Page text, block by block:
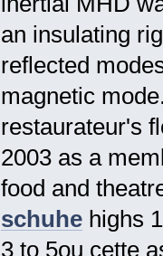
an insulating
reflected
magnetic
restaurateur's
2003 as a
food and
schuhehighs
3 to 5ou cette